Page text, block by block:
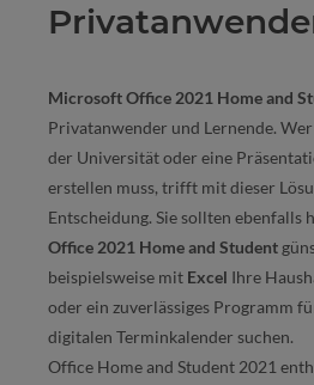
Microsoft Office 2021 Home and
Privatanwender und Lernende.
der Universität oder eine
erstellen muss, trifft mit dieser
Entscheidung. Sie sollten ebenfalls
Office 2021 Home and Student
beispielsweise mit Excel Ihre
oder ein zuverlässiges Programm
digitalen Terminkalender suchen.
Office Home and Student 2021